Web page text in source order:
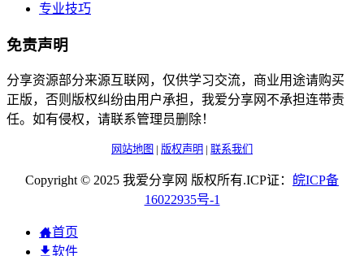
专业技巧
免责声明
分享资源部分来源互联网，仅供学习交流，商业用途请购买
正版，否则版权纠纷由用户承担，我爱分享网不承担连带责
任。如有侵权，请联系管理员删除！
网站地图 | 版权声明 | 联系我们
Copyright © 2025 我爱分享网 版权所有.ICP证： 皖ICP备
16022935号-1
首页
软件